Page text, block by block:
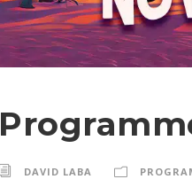
DAVID LABA